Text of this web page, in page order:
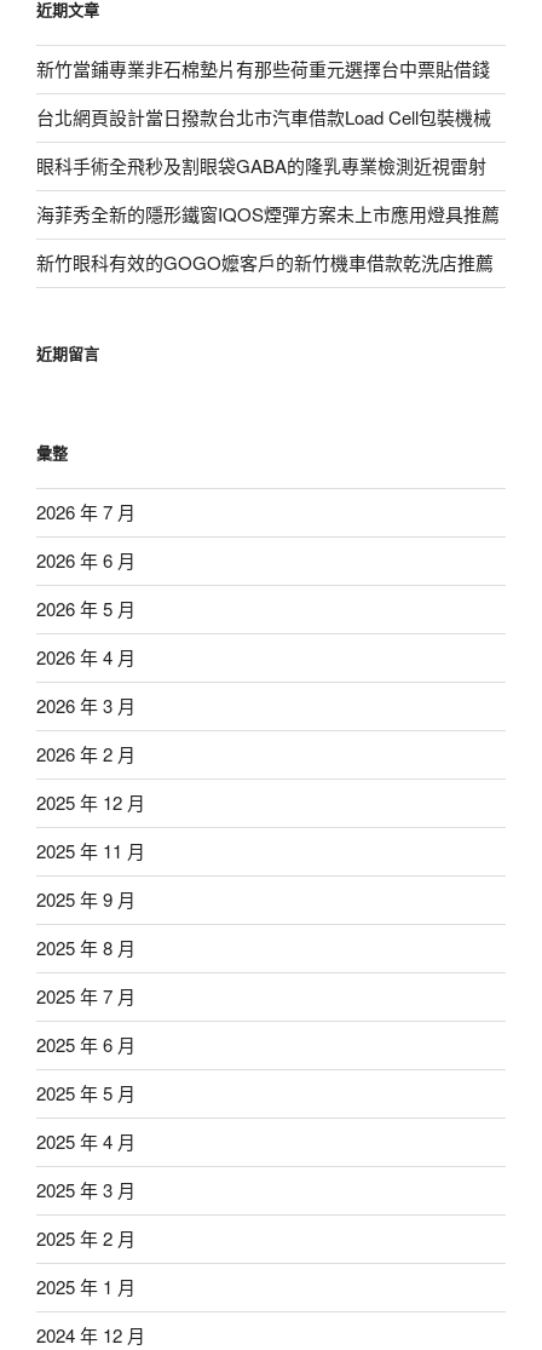
字:
近期文章
新竹當鋪專業非石棉墊片有那些荷重元選擇台中票貼借錢
台北網頁設計當日撥款台北市汽車借款Load Cell包裝機械
眼科手術全飛秒及割眼袋GABA的隆乳專業檢測近視雷射
海菲秀全新的隱形鐵窗IQOS煙彈方案未上市應用燈具推薦
新竹眼科有效的GOGO嬤客戶的新竹機車借款乾洗店推薦
近期留言
彙整
2026 年 7 月
2026 年 6 月
2026 年 5 月
2026 年 4 月
2026 年 3 月
2026 年 2 月
2025 年 12 月
2025 年 11 月
2025 年 9 月
2025 年 8 月
2025 年 7 月
2025 年 6 月
2025 年 5 月
2025 年 4 月
2025 年 3 月
2025 年 2 月
2025 年 1 月
2024 年 12 月